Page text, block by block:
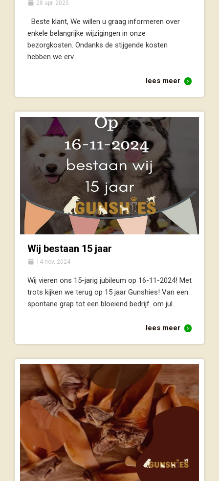
28 apr. 2025
Beste klant, We willen u graag informeren over
enkele belangrijke wijzigingen in onze
bezorgkosten. Ondanks de stijgende kosten
hebben we erv...
lees meer
Wij bestaan 15 jaar
14 nov. 2024
Wij vieren ons 15-jarig jubileum op 16-11-2024! Met
trots kijken we terug op 15 jaar Gunshies! Van een
spontane grap tot een bloeiend bedrijf. om jul...
lees meer